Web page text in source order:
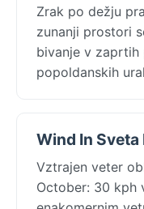
Zrak po dežju
zunanji prostori
bivanje v
popoldanskih
Wind In
Vztrajen veter
October: 30 kph